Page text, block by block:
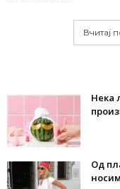
Вчитај
Нека
Од